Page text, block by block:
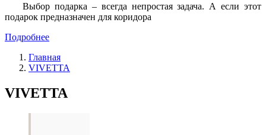
Выбор подарка – всегда непростая задача. А если этот
подарок предназначен для коридора
Подробнее
Главная
VIVETTA
VIVETTA